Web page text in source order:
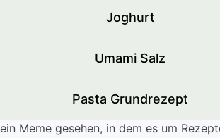
Joghurt
Umami Salz
Pasta Grundrezept
Meme gesehen, in dem es um